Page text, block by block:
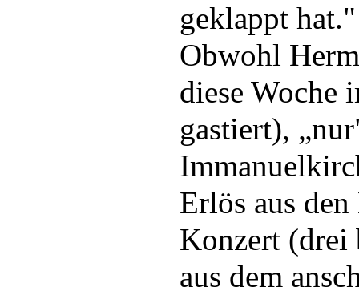
geklappt hat."
Obwohl
diese Woche
gastiert),
Erlös aus
Konzert
aus dem